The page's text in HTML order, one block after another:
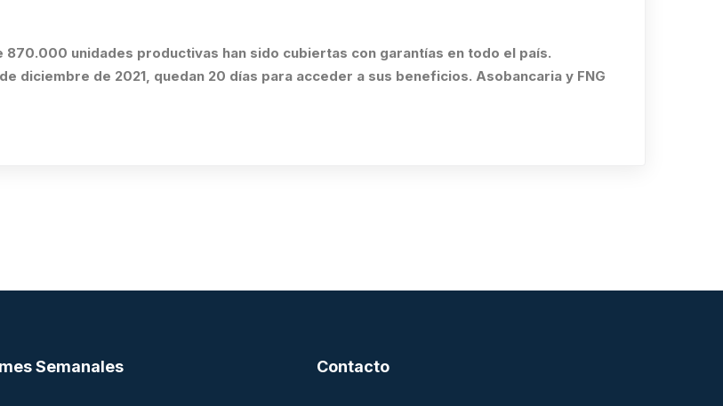
unidades productivas han sido cubiertas con garantías en todo el país.
diciembre de 2021, quedan 20 días para acceder a sus beneficios. Asobancaria y FNG
Semanales Contacto